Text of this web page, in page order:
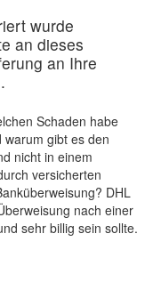
wurde
an dieses
an Ihre
Schaden habe
gibt es den
nicht in einem
versicherten
DHL
nach einer
sehr billig sein sollte.